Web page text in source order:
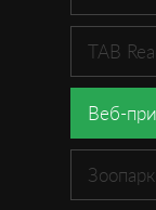
TAB
Веб-
Зоопарк